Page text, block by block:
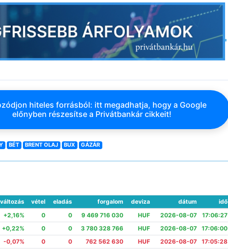
hiteles forrásból: itt megadhatja, hogy a Google
előnyben részesítse a Privátbankár cikkeit!
BÉT BRENT OLAJ BUX GÁZÁR
változás vétel eladás forgalom deviza dátum
idő
+2,16% 0 0 9 469 716 030 HUF 2026-08-07
17:06:27
+0,22% 0 0 3 780 328 766 HUF 2026-08-07
17:06:00
-0,07% 0 0 762 562 630 HUF 2026-08-07
17:05:28